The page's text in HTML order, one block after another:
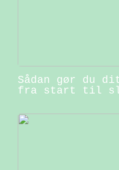
Sådan gør du
fra start til